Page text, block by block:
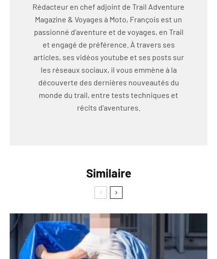
Rédacteur en chef adjoint de Trail Adventure
Magazine & Voyages à Moto, François est un
passionné d'aventure et de voyages, en Trail
et engagé de préférence. À travers ses
articles, ses vidéos youtube et ses posts sur
les réseaux sociaux, il vous emmène à la
découverte des dernières nouveautés du
monde du trail, entre tests techniques et
récits d'aventures.
Similaire